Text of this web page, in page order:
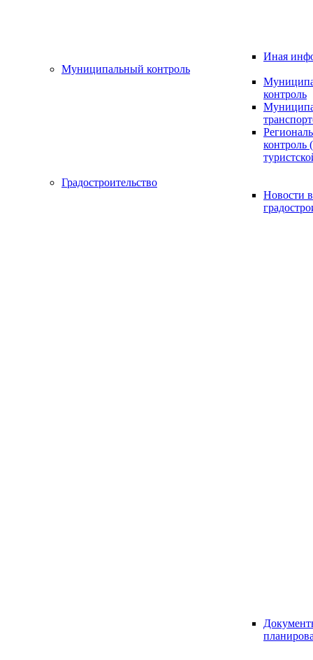
Иная
Муниципальный контроль
контроль
контроль
Градостроительство
Новости